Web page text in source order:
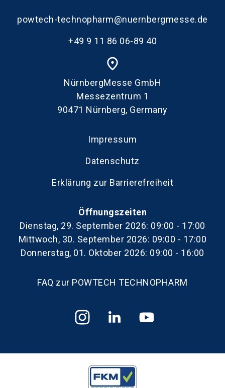
powtech-technopharm@nuernbergmesse.de
+49 9 11 86 06-89 40
place
NürnbergMesse GmbH
Messezentrum 1
90471 Nürnberg, Germany
Impressum
Datenschutz
Erklärung zur Barrierefreiheit
Öffnungszeiten
Dienstag, 29. September 2026: 09:00 - 17:00
Mittwoch, 30. September 2026: 09:00 - 17:00
Donnerstag, 01. Oktober 2026: 09:00 - 16:00
FAQ zur POWTECH TECHNOPHARM